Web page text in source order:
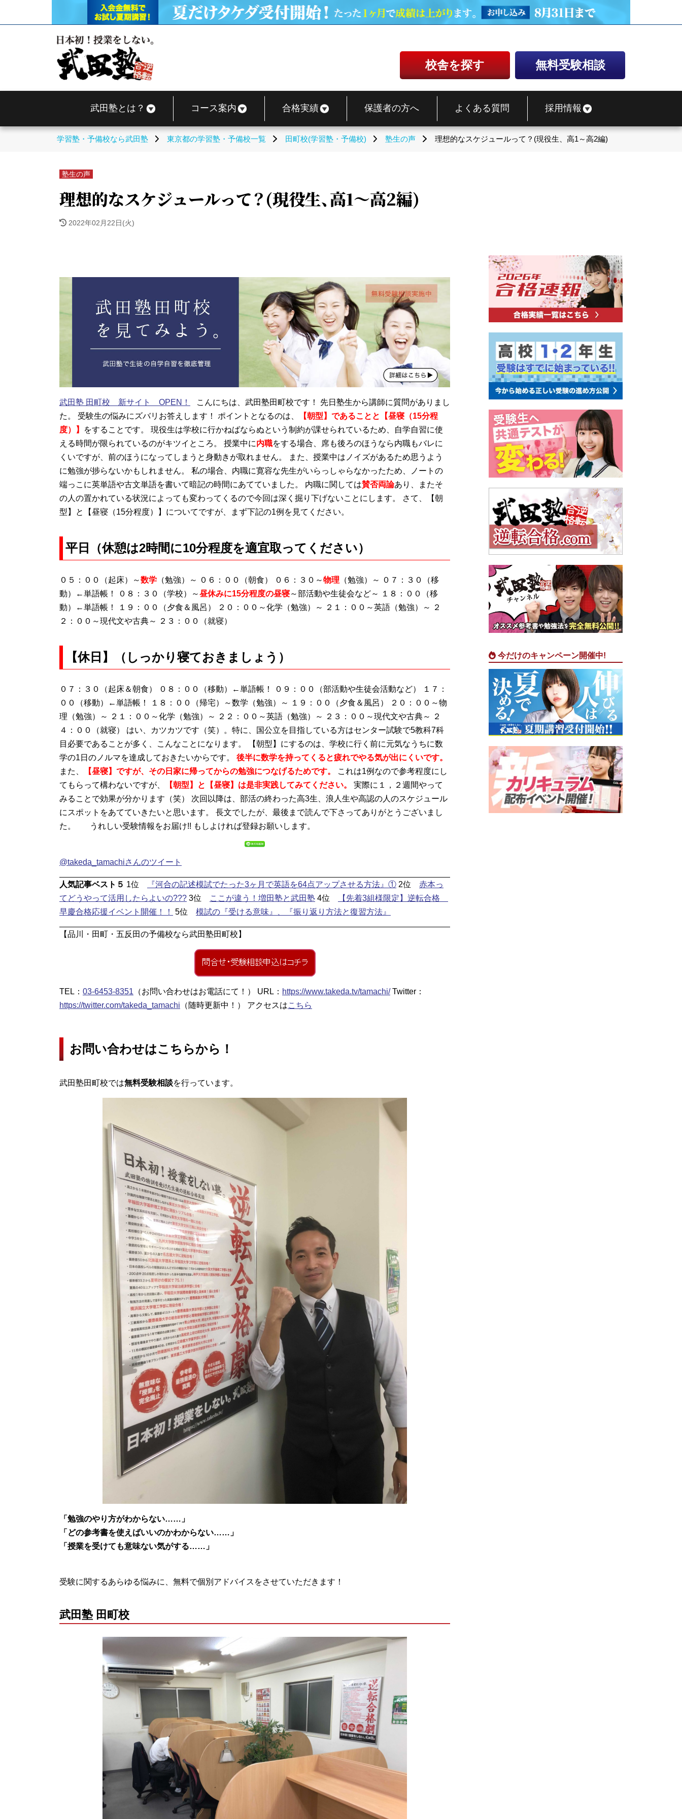
校舎を探す 無料受験相談
武田塾とは？ コース案内 合格実績 保護者の方へ よくある質問 採用情報
学習塾・予備校なら武田塾 東京都の学習塾・予備校一覧 田町校(学習塾・予備校) 塾生の声 理想的なスケジュールって？(現役生、高1～高2編)
塾生の声
理想的なスケジュールって？(現役生、高1～高2編)
2022年02月22日(火)
武田塾 田町校 新サイト OPEN！
こんにちは、武田塾田町校です！ 先日塾生から講師に質問がありまし
た。 受験生の悩みにズバリお答えします！ ポイントとなるのは、
【朝型】であることと【昼寝（15分程
度）】
をすることです。 現役生は学校に行かねばならぬという制約が課せられているため、自学自習に使
える時間が限られているのがキツイところ。 授業中に内職をする場合、席も後ろのほうなら内職もバレに
くいですが、前のほうになってしまうと身動きが取れません。 また、授業中はノイズがあるため思うよう
に勉強が捗らないかもしれません。 私の場合、内職に寛容な先生がいらっしゃらなかったため、ノートの
端っこに英単語や古文単語を書いて暗記の時間にあてていました。 内職に関しては賛否両論あり、またそ
の人の置かれている状況によっても変わってくるので今回は深く掘り下げないことにします。 さて、【朝
型】と【昼寝（15分程度）】についてですが、まず下記の1例を見てください。
平日（休憩は2時間に10分程度を適宜取ってください）
０５：００（起床）～数学 （勉強）～ ０６：００（朝食） ０６：３０～物理 （勉強）～ ０７：３０（移
動）←単語帳！ ０８：３０（学校）～昼休みに15分程度の昼寝～部活動や生徒会など～ １８：００（移
動）←単語帳！ １９：００（夕食＆風呂） ２０：００～化学（勉強）～ ２１：００～英語（勉強）～ ２
２：００～現代文や古典～ ２３：００（就寝）
【休日】（しっかり寝ておきましょう）
０７：３０（起床＆朝食） ０８：００（移動）←単語帳！ ０９：００（部活動や生徒会活動など） １７：
００（移動）←単語帳！ １８：００（帰宅）～数学（勉強）～ １９：００（夕食＆風呂） ２０：００～物
理（勉強）～ ２１：００～化学（勉強）～ ２２：００～英語（勉強）～ ２３：００～現代文や古典～ ２
４：００（就寝） はい、カツカツです（笑）。特に、国公立を目指している方はセンター試験で5教科7科
目必要であることが多く、こんなことになります。 【朝型】にするのは、学校に行く前に元気なうちに数
学の1日のノルマを達成しておきたいからです。 後半に数学を持ってくると疲れでやる気が出にくいです。
また、
【昼寝】ですが、その日家に帰ってからの勉強につなげるためです。
これは1例なので参考程度にし
てもらって構わないですが、
【朝型】と【昼寝】は是非実践してみてください。
実際に１，２週間やって
みることで効果が分かります（笑） 次回以降は、部活の終わった高3生、浪人生や高認の人のスケジュール
にスポットをあてていきたいと思います。 長文でしたが、最後まで読んで下さってありがとうございまし
た。 うれしい受験情報をお届け!! もしよければ登録お願いします。
@takeda_tamachiさんのツイート
人気記事ベスト５ 1位 『河合の記述模試でたった3ヶ月で英語を64点アップさせる方法』① 2位 赤本っ
てどうやって活用したらよいの??? 3位 ここが違う！増田塾と武田塾 4位
【先着3組様限定】逆転合格
早慶合格応援イベント開催！！
5位 模試の『受ける意味』、『振り返り方法と復習方法』
【品川・田町・五反田の予備校なら武田塾田町校】
TEL： 03-6453-8351 （お問い合わせはお電話にて！） URL： https://www.takeda.tv/tamachi/Twitter：
https://twitter.com/takeda_tamachi （随時更新中！） アクセスはこちら
お問い合わせはこちらから！
武田塾田町校では無料受験相談を行っています。
「勉強のやり方がわからない……」
「どの参考書を使えばいいのかわからない……」
「授業を受けても意味ない気がする……」
受験に関するあらゆる悩みに、無料で個別アドバイスをさせていただきます！
武田塾 田町校
今だけのキャンペーン開催中!